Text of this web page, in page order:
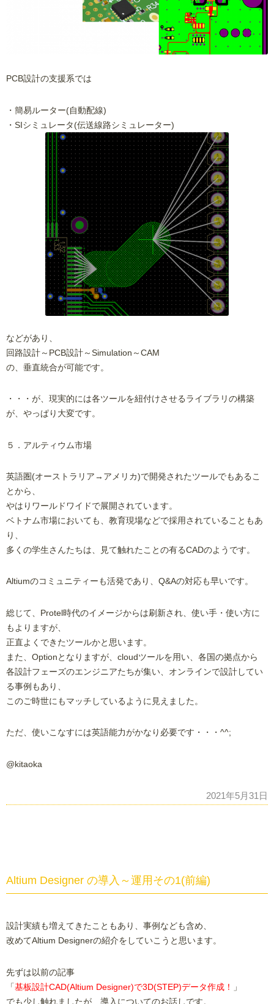
PCB設計の支援系では
・簡易ルーター(自動配線)
・SIシミュレータ(伝送線路シミュレーター)
などがあり、
回路設計～PCB設計～Simulation～CAM
の、垂直統合が可能です。
・・・が、現実的には各ツールを紐付けさせるライブラリの構築
が、やっぱり大変です。
５．アルティウム市場
英語圏(オーストラリア→アメリカ)で開発されたツールでもあるこ
とから、
やはりワールドワイドで展開されています。
ベトナム市場においても、教育現場などで採用されていることもあ
り、
多くの学生さんたちは、見て触れたことの有るCADのようです。
Altiumのコミュニティーも活発であり、Q&Aの対応も早いです。
総じて、Protel時代のイメージからは刷新され、使い手・使い方に
もよりますが、
正直よくできたツールかと思います。
また、Optionとなりますが、cloudツールを用い、各国の拠点から
各設計フェーズのエンジニアたちが集い、オンラインで設計してい
る事例もあり、
このご時世にもマッチしているように見えました。
ただ、使いこなすには英語能力がかなり必要です・・・^^;
@kitaoka
2021年5月31日
Altium Designer の導入～運用その1(前編)
設計実績も増えてきたこともあり、事例なども含め、
改めてAltium Designerの紹介をしていこうと思います。
先ずは以前の記事
「基板設計CAD(Altium Designer)で3D(STEP)データ作成！
」
でも少し触れましたが、導入についてのお話しです。